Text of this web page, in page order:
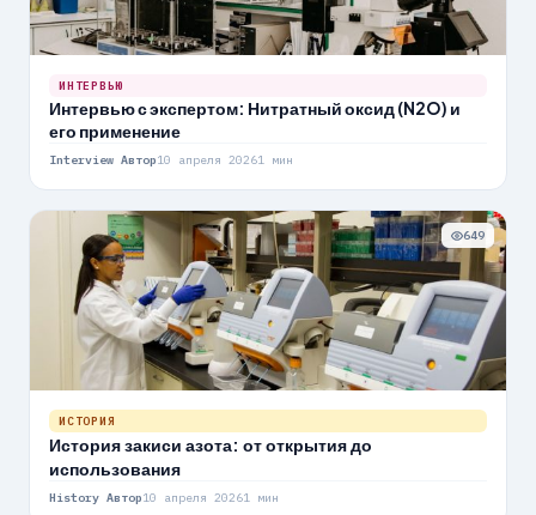
ИНТЕРВЬЮ
Интервью с экспертом: Нитратный оксид (N2O) и
его применение
Interview Автор10 апреля 20261 мин
649
ИСТОРИЯ
История закиси азота: от открытия до
использования
History Автор10 апреля 20261 мин